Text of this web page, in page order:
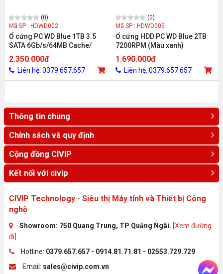
(0)
Mã SP : HDWD002
Ổ cứng PC WD Blue 1TB 3.5
SATA 6Gb/s/64MB Cache/
7200RPM (Màu xanh)
2.350.000đ
Liên hệ: 0379.657.657
(0)
Mã SP : HDWD005
Ổ cứng HDD PC WD Blue 2TB
7200RPM (Màu xanh)
1.690.000đ
Liên hệ: 0379.657.657
Thông tin chung
Chính sách và quy định
Cộng đồng CIVIP
Kết nối với civip
CIVIP Technology - Siêu thị Máy tính và Thiết bị Công
nghệ
Showroom: 750 Quang Trung, TP Quảng Ngãi. [Xem đường
đi]
Hotline: 0379.657.657 - 0914.81.71.81 - 02553.729.729
Email: sales@civip.com.vn